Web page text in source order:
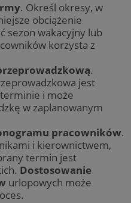
. Określ okresy, w
obciążenie
sezon wakacyjny lub
korzysta z
.
jest
i może
w zaplanowanym
pracowników.
i kierownictwem,
termin jest
Dostosowanie
urlopowych może